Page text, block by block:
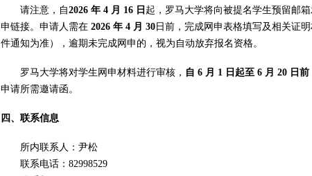
请注意，自2026 年 4 月 16 日 起，罗马大学将向被提名学生预留邮
申链接。申请人需在 2026 年 4 月 30日前，完成网申表格填写及相关证
件通知为准），逾期未完成网申的，视为自动放弃报名资格。
罗马大学将对学生网申材料进行审核， 自 6 月 1 日起至 6 月 20 日前
申请所需邀请函。
四、联系信息
所内联系人：尹松
联系电话：82998529